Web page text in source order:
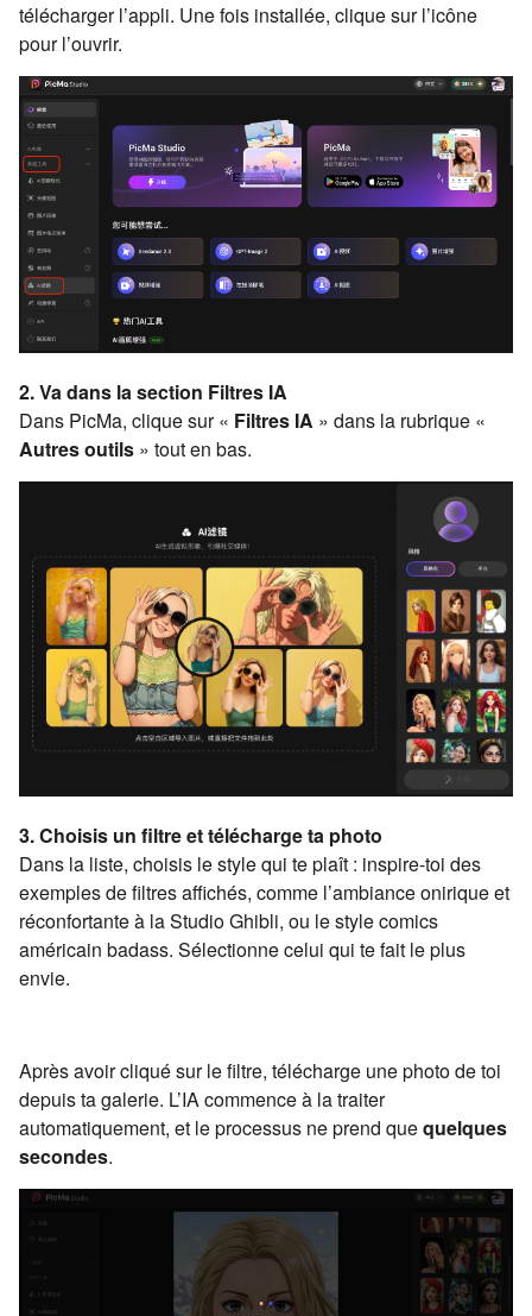
télécharger l’appli. Une fois installée, clique sur l’icône
pour l’ouvrir.
2. Va dans la section Filtres IA
Dans PicMa, clique sur « Filtres IA » dans la rubrique «
Autres outils » tout en bas.
3. Choisis un filtre et télécharge ta photo
Dans la liste, choisis le style qui te plaît : inspire-toi des
exemples de filtres affichés, comme l’ambiance onirique et
réconfortante à la Studio Ghibli, ou le style comics
américain badass. Sélectionne celui qui te fait le plus
envie.
Après avoir cliqué sur le filtre, télécharge une photo de toi
depuis ta galerie. L’IA commence à la traiter
automatiquement, et le processus ne prend quequelques
secondes.